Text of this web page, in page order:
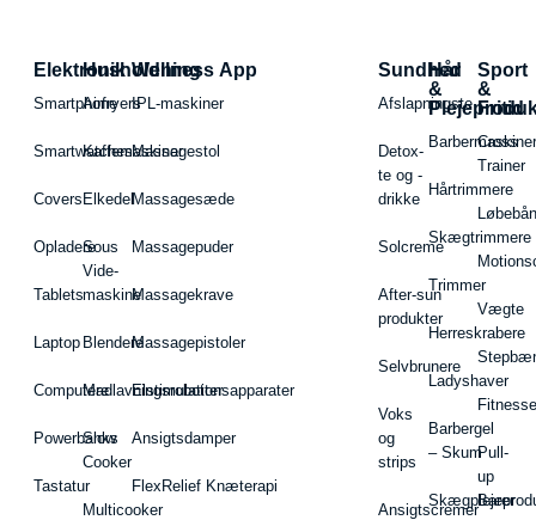
Elektronik
Smartphone
Smartwatches
Covers
Opladere
Tablets
Laptop
Computere
Powerbanks
Tastatur
Husholdning
Airfryers
Kaffemaskiner
Elkedel
Sous
Vide-
maskine
Blendere
Madlavningsrobotter
Slow
Cooker
Multicooker
Wellness App
IPL-maskiner
Massagestol
Massagesæde
Massagepuder
Massagekrave
Massagepistoler
Elstimulationsapparater
Ansigtsdamper
FlexRelief Knæterapi
Sundhed
Afslapningste
Detox-
te og -
drikke
Solcreme
After-sun
produkter
Selvbrunere
Voks
og
strips
Ansigtscremer
Hår
&
Hårtrimmere
Skægtrimmere
Trimmer
Herreskrabere
Ladyshaver
Barbergel
– Skum
Sport
&
Fritid
Cross
Trainer
Vægte
Pull-
up
Barer